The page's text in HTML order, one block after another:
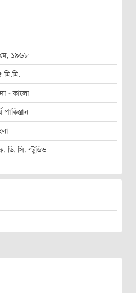
১৯৬৮
মি.মি.
- কালো
পাকিস্তান
ডি. সি. স্টুডিও